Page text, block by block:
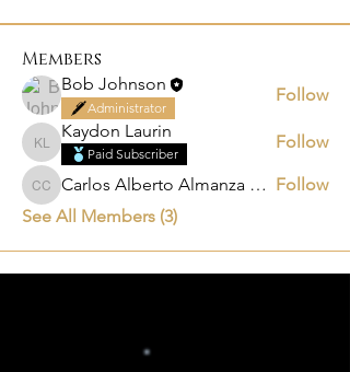
Members
Bob Johnson
Administrator
Follow
Kaydon Laurin
Kaydon Laurin
Paid Subscriber
Follow
Carlos Alberto Almanza Castañeda Carlos Alberto Almanza Castañeda Follow
See All Members (3)